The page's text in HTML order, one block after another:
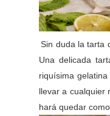
Sin duda la tarta
Una delicada
riquísima
llevar a cualquier
hará quedar